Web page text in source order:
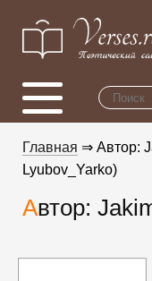
Главная ⇒ Автор:
Lyubov_Yarko)
Автор: